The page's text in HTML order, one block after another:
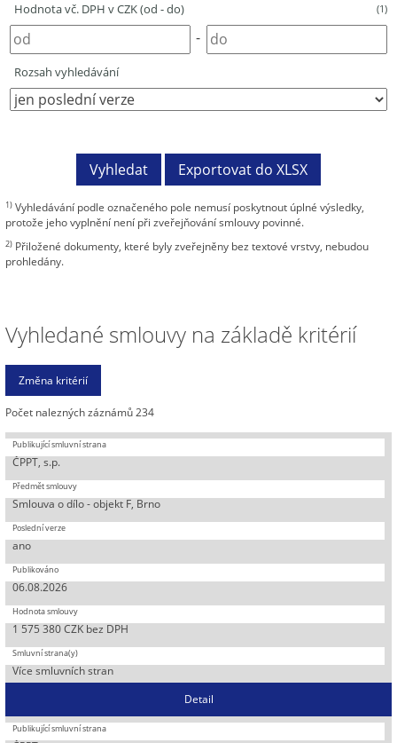
Hodnota vč. DPH v CZK (od - do) (1)
-
Rozsah vyhledávání
1) Vyhledávání podle označeného pole nemusí poskytnout úplné výsledky,
protože jeho vyplnění není při zveřejňování smlouvy povinné.
2) Přiložené dokumenty, které byly zveřejněny bez textové vrstvy, nebudou
prohledány.
Vyhledané smlouvy na základě kritérií
Počet nalezných záznámů 234
ČPPT, s.p.
Smlouva o dílo - objekt F, Brno
ano
06.08.2026
1 575 380 CZK bez DPH
Více smluvních stran
Detail